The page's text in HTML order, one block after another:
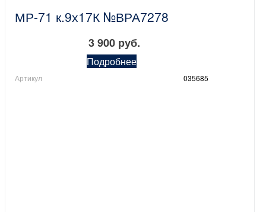
МР-71 к.9х17К №ВРА7278
3 900 руб.
Подробнее
Артикул 035685